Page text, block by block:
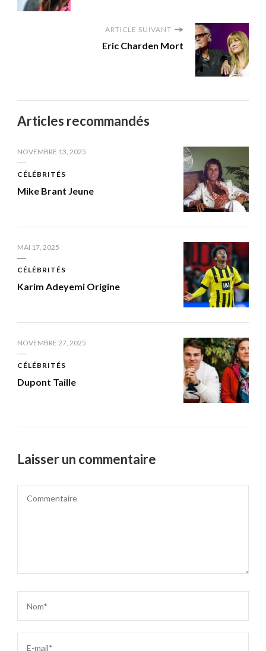
ARTICLE SUIVANT
Eric Charden Mort
Articles recommandés
NOVEMBRE 13, 2025
CÉLÉBRITÉS
Mike Brant Jeune
MAI 17, 2025
CÉLÉBRITÉS
Karim Adeyemi Origine
NOVEMBRE 27, 2025
CÉLÉBRITÉS
Dupont Taille
Laisser un commentaire